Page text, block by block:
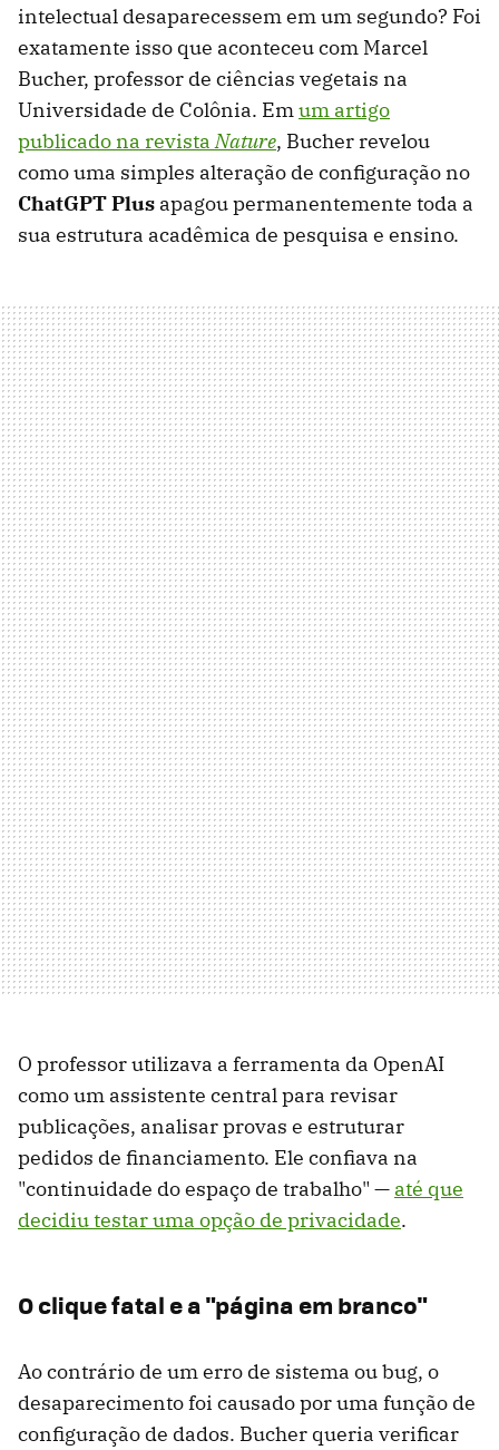
intelectual desaparecessem em um segundo? Foi
exatamente isso que aconteceu com Marcel
Bucher, professor de ciências vegetais na
Universidade de Colônia. Emum artigo
publicado na revistaNature, Bucher revelou
como uma simples alteração de configuração no
ChatGPT Plus apagou permanentemente toda a
sua estrutura acadêmica de pesquisa e ensino.
O professor utilizava a ferramenta da OpenAI
como um assistente central para revisar
publicações, analisar provas e estruturar
pedidos de financiamento. Ele confiava na
"continuidade do espaço de trabalho" — até que
decidiu testar uma opção de privacidade.
O clique fatal e a "página em branco"
Ao contrário de um erro de sistema ou bug, o
desaparecimento foi causado por uma função de
configuração de dados. Bucher queria verificar